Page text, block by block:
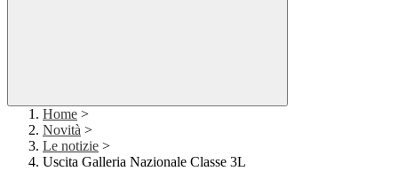
Home >
Novità >
Le notizie >
Uscita Galleria Nazionale Classe 3L